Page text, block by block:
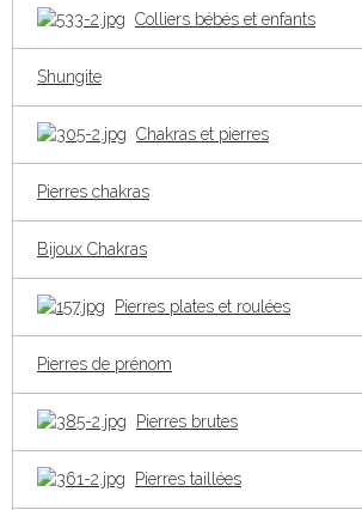
Colliers bébés et enfants
Shungite
Chakras et pierres
Pierres chakras
Bijoux Chakras
Pierres plates et roulées
Pierres de prénom
Pierres brutes
Pierres taillées